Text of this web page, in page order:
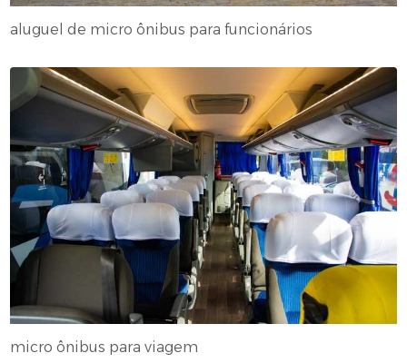
aluguel de micro ônibus para funcionários
micro ônibus para viagem